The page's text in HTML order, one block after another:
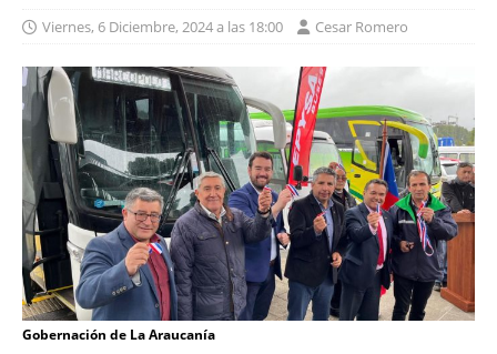
Viernes, 6 Diciembre, 2024 a las 18:00 Cesar Romero
Gobernación de La Araucanía